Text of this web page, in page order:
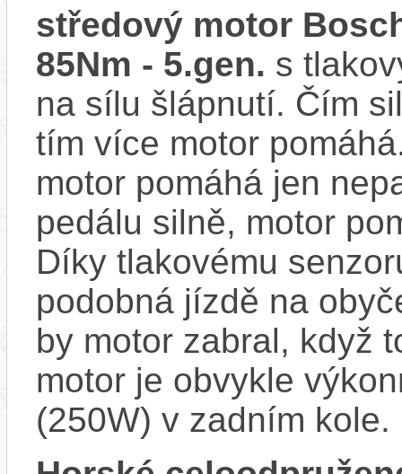
středový motor
85Nm - 5.gen. s
na sílu šlápnutí. Čím
tím více motor
motor pomáhá jen
pedálu silně, motor
Díky tlakovému
podobná jízdě na
by motor zabral, když
motor je obvykle
(250W) v zadním kole.